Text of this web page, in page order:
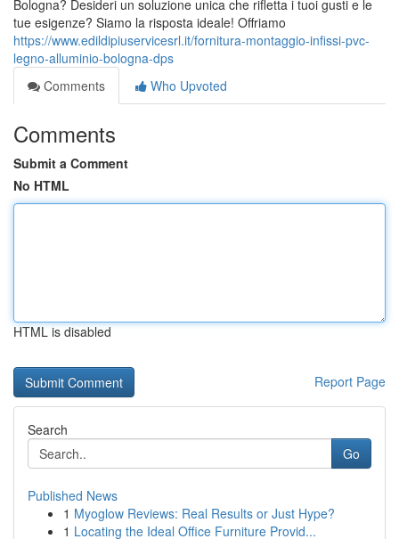
Bologna? Desideri un soluzione unica che rifletta i tuoi gusti e le
tue esigenze? Siamo la risposta ideale! Offriamo
https://www.edildipiuservicesrl.it/fornitura-montaggio-infissi-pvc-
legno-alluminio-bologna-dps
Comments
Who Upvoted
Comments
Submit a Comment
No HTML
HTML is disabled
Report Page
Search
Go
Published News
1 Myoglow Reviews: Real Results or Just Hype?
1 Locating the Ideal Office Furniture Provid...